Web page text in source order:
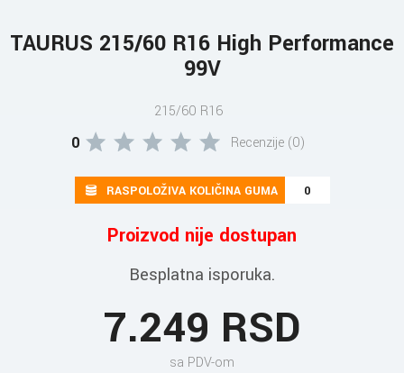
TAURUS 215/60 R16 High Performance
99V
215/60 R16
0 Recenzije (0)
RASPOLOŽIVA KOLIČINA GUMA 0
Proizvod nije dostupan
Besplatna isporuka.
7.249 RSD
sa PDV-om